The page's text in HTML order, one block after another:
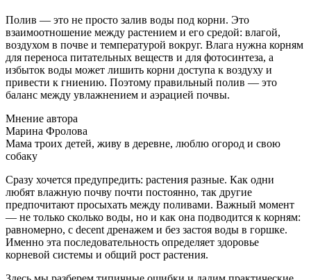
Полив — это не просто залив воды под корни. Это
взаимоотношение между растением и его средой: влагой,
воздухом в почве и температурой вокруг. Влага нужна корням
для переноса питательных веществ и для фотосинтеза, а
избыток воды может лишить корни доступа к воздуху и
привести к гниению. Поэтому правильный полив — это
баланс между увлажнением и аэрацией почвы.
Мнение автора
Марина Фролова
Мама троих детей, живу в деревне, люблю огород и свою
собаку
Сразу хочется предупредить: растения разные. Как одни
любят влажную почву почти постоянно, так другие
предпочитают просыхать между поливами. Важный момент
— не только сколько воды, но и как она подводится к корням:
равномерно, с decent дренажем и без застоя воды в горшке.
Именно эта последовательность определяет здоровье
корневой системы и общий рост растения.